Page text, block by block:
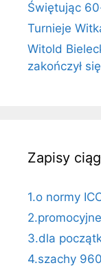
Świętując
Turnieje
Witold
zakończył
Zapisy
1.o normy
3.dla
4.szachy 960